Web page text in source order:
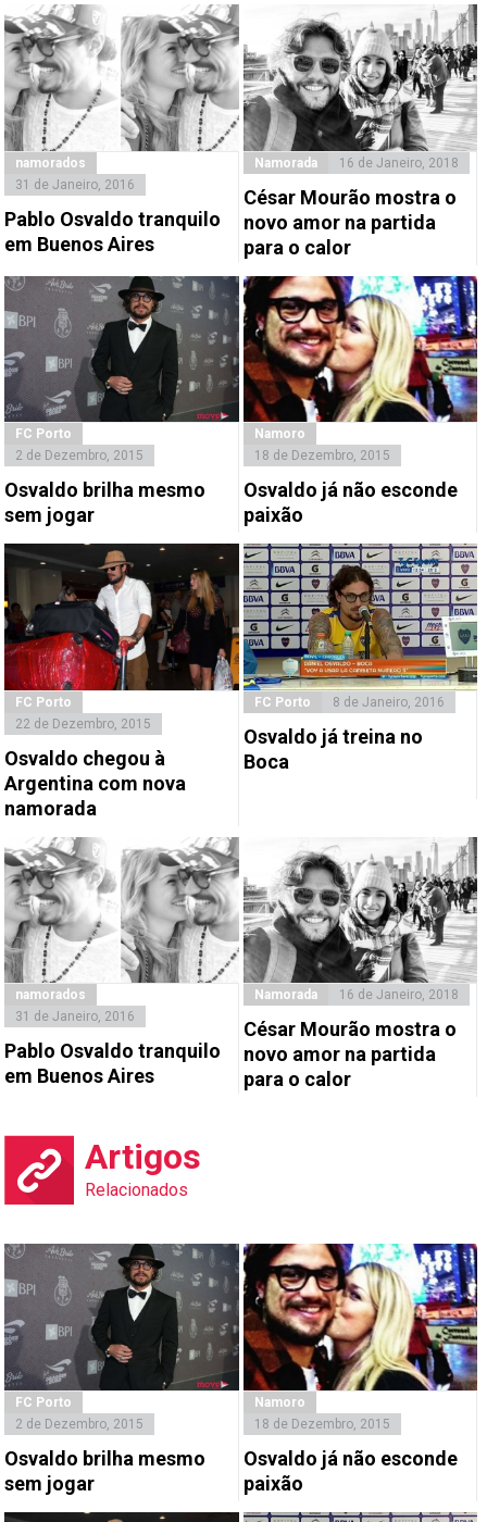
namorados
31 de Janeiro, 2016
Pablo Osvaldo tranquilo
em Buenos Aires
Namorada 16 de Janeiro, 2018
César Mourão mostra o
novo amor na partida
para o calor
FC Porto
2 de Dezembro, 2015
Osvaldo brilha mesmo
sem jogar
Namoro
18 de Dezembro, 2015
Osvaldo já não esconde
paixão
FC Porto
22 de Dezembro, 2015
Osvaldo chegou à
Argentina com nova
namorada
FC Porto 8 de Janeiro, 2016
Osvaldo já treina no
Boca
namorados
31 de Janeiro, 2016
Pablo Osvaldo tranquilo
em Buenos Aires
Namorada 16 de Janeiro, 2018
César Mourão mostra o
novo amor na partida
para o calor
Artigos
Relacionados
FC Porto
2 de Dezembro, 2015
Osvaldo brilha mesmo
sem jogar
Namoro
18 de Dezembro, 2015
Osvaldo já não esconde
paixão